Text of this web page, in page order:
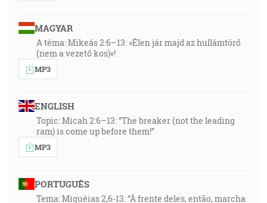
MAGYAR
A téma: Mikeás 2:6–13: »Élen jár majd az hullámtörő
(nem a vezető kos)«!
MP3
ENGLISH
Topic: Micah 2:6–13: “The breaker (not the leading
ram) is come up before them!”
MP3
PORTUGUÊS
Tema: Miquéias 2,6-13: “À frente deles, então, marcha